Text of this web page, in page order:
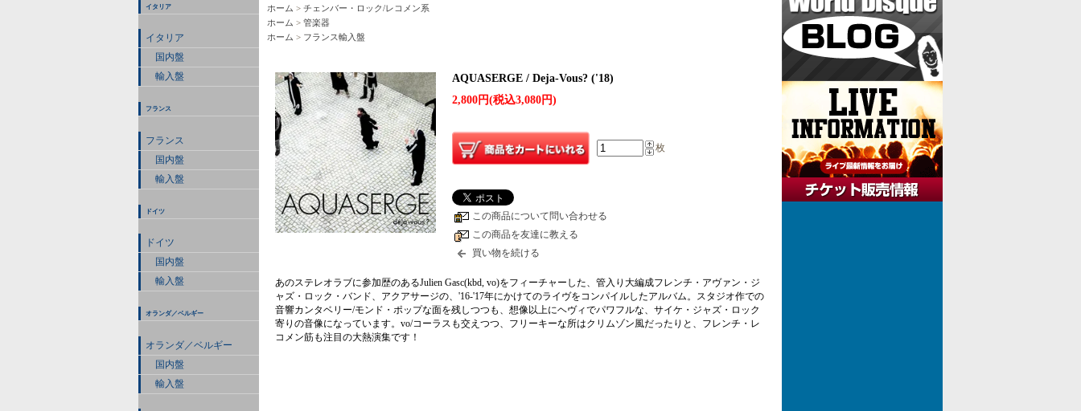
イタリア
イタリア
国内盤
輸入盤
フランス
フランス
国内盤
輸入盤
ドイツ
ドイツ
国内盤
輸入盤
オランダ／ベルギー
オランダ／ベルギー
国内盤
輸入盤
ホーム > チェンバー・ロック/レコメン系
ホーム > 管楽器
ホーム > フランス輸入盤
AQUASERGE / Deja-Vous? ('18)
2,800円(税込3,080円)
枚
この商品について問い合わせる
この商品を友達に教える
買い物を続ける
あのステレオラブに参加歴のあるJulien Gasc(kbd, vo)をフィーチャーした、管入り大編成フレンチ・アヴァン・ジ
ャズ・ロック・バンド、アクアサージの、'16-'17年にかけてのライヴをコンパイルしたアルバム。スタジオ作での
音響カンタベリー/モンド・ポップな面を残しつつも、想像以上にヘヴィでパワフルな、サイケ・ジャズ・ロック
寄りの音像になっています。vo/コーラスも交えつつ、フリーキーな所はクリムゾン風だったりと、フレンチ・レ
コメン筋も注目の大熱演集です！